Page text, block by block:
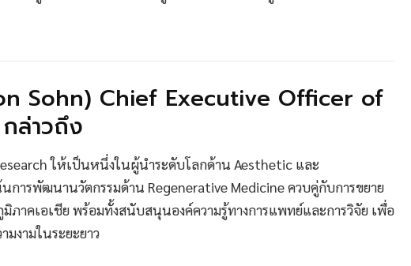
Sohn) Chief Executive Officer of
ล่าวถึง
ให้เป็นหนึ่งในผู้นำระดับโลกด้าน Aesthetic และ
การพัฒนานวัตกรรมด้าน Regenerative Medicine ควบคู่กับการขยาย
ภาคเอเชีย พร้อมทั้งสนับสนุนองค์ความรู้ทางการแพทย์และการวิจัย เพื่อ
มงามในระยะยาว